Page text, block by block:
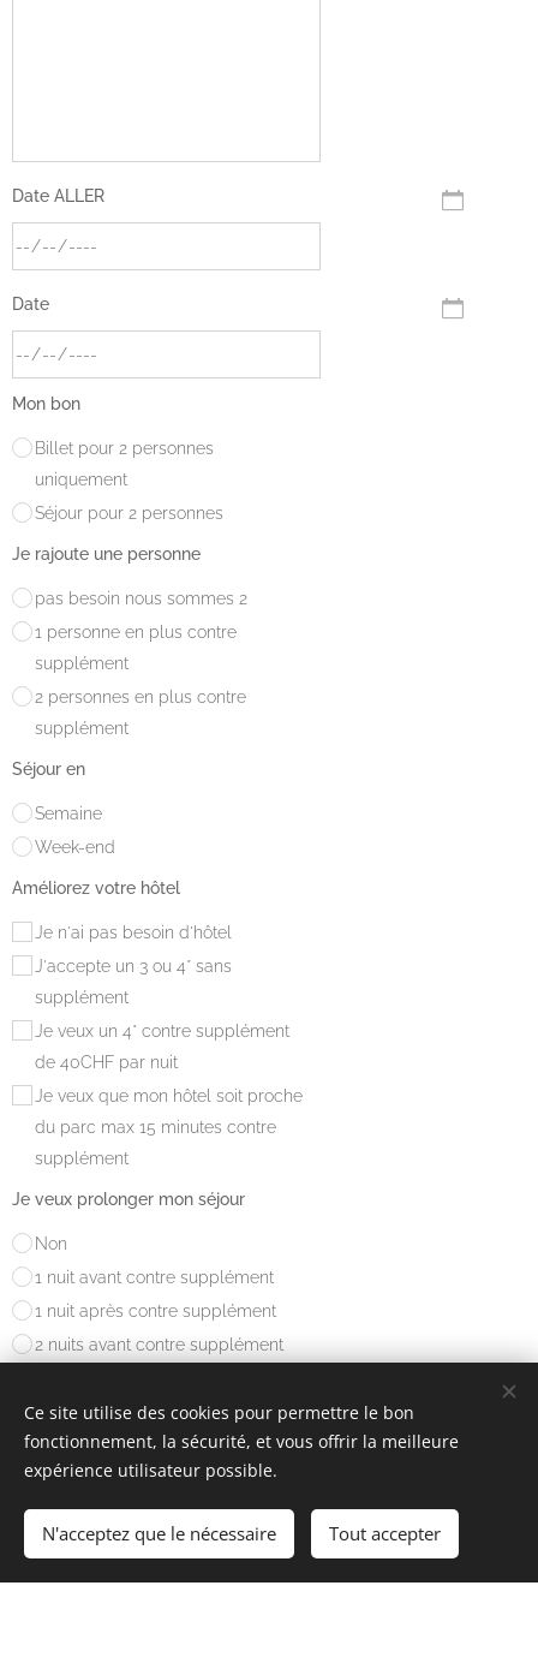
Date ALLER
Date
Mon bon
Billet pour 2 personnes
uniquement
Séjour pour 2 personnes
Je rajoute une personne
pas besoin nous sommes 2
1 personne en plus contre
supplément
2 personnes en plus contre
supplément
Séjour en
Semaine
Week-end
Améliorez votre hôtel
Je n'ai pas besoin d'hôtel
J'accepte un 3 ou 4* sans
supplément
Je veux un 4* contre supplément
de 40CHF par nuit
Je veux que mon hôtel soit proche
du parc max 15 minutes contre
supplément
Je veux prolonger mon séjour
Non
1 nuit avant contre supplément
1 nuit après contre supplément
2 nuits avant contre supplément
Commentaires - âge des enfants
Ce site utilise des cookies pour permettre le bon
fonctionnement, la sécurité, et vous offrir la meilleure
expérience utilisateur possible.
N'acceptez que le nécessaire Tout accepter